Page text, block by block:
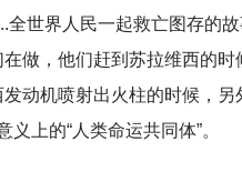
世界人民一起救亡图存的
做，他们赶到苏拉维西的
动机喷射出火柱的时候，
上的“人类命运共同体”。